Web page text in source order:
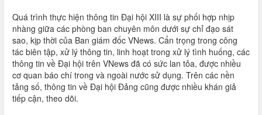
Quá trình thực hiện thông tin Đại hội XIII là sự phối hợp nhịp
nhàng giữa các phòng ban chuyên môn dưới sự chỉ đạo sát
sao, kịp thời của Ban giám đốc VNews. Cẩn trọng trong công
tác biên tập, xử lý thông tin, linh hoạt trong xử lý tình huống, các
thông tin về Đại hội trên VNews đã có sức lan tỏa, được nhiều
cơ quan báo chí trong và ngoài nước sử dụng. Trên các nền
tảng số, thông tin về Đại hội Đảng cũng được nhiều khán giả
tiếp cận, theo dõi.